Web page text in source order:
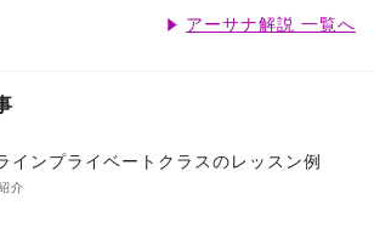
アーサナ解説 一覧へ
インプライベートクラスのレッスン例
介